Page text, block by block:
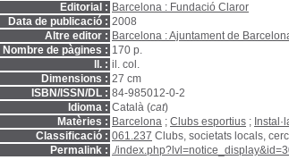
Editorial : Barcelona : Fundació Claror
Data de publicació : 2008
Altre editor : Barcelona : Ajuntament de
Nombre de pàgines : 170 p.
ll. : il. col.
Dimensions : 27 cm
ISBN/ISSN/DL : 84-985012-0-2
Idioma : Català (cat)
Matèries : Barcelona ; Clubs esportius ;
Classificació : 061.237 Clubs, societats locals,
Permalink : ./